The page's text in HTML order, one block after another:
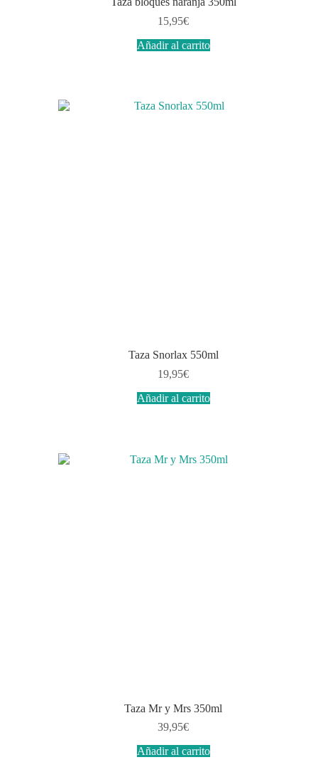
15,95€
Añadir al carrito
Taza Snorlax 550ml
19,95€
Añadir al carrito
Taza Mr y Mrs 350ml
39,95€
Añadir al carrito